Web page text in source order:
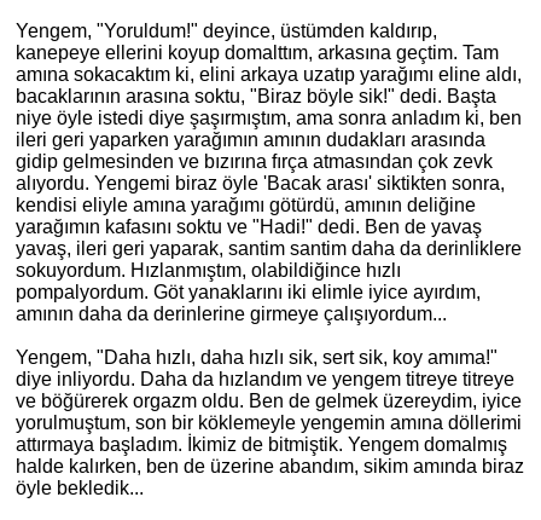
Yengem, "Yoruldum!" deyince, üstümden kaldırıp,
kanepeye ellerini koyup domalttım, arkasına geçtim. Tam
amına sokacaktım ki, elini arkaya uzatıp yarağımı eline aldı,
bacaklarının arasına soktu, "Biraz böyle sik!" dedi. Başta
niye öyle istedi diye şaşırmıştım, ama sonra anladım ki, ben
ileri geri yaparken yarağımın amının dudakları arasında
gidip gelmesinden ve bızırına fırça atmasından çok zevk
alıyordu. Yengemi biraz öyle 'Bacak arası' siktikten sonra,
kendisi eliyle amına yarağımı götürdü, amının deliğine
yarağımın kafasını soktu ve "Hadi!" dedi. Ben de yavaş
yavaş, ileri geri yaparak, santim santim daha da derinliklere
sokuyordum. Hızlanmıştım, olabildiğince hızlı
pompalyordum. Göt yanaklarını iki elimle iyice ayırdım,
amının daha da derinlerine girmeye çalışıyordum...
Yengem, "Daha hızlı, daha hızlı sik, sert sik, koy amıma!"
diye inliyordu. Daha da hızlandım ve yengem titreye titreye
ve böğürerek orgazm oldu. Ben de gelmek üzereydim, iyice
yorulmuştum, son bir köklemeyle yengemin amına döllerimi
attırmaya başladım. İkimiz de bitmiştik. Yengem domalmış
halde kalırken, ben de üzerine abandım, sikim amında biraz
öyle bekledik...